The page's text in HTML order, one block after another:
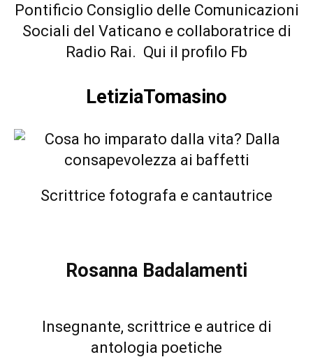
Pontificio Consiglio delle Comunicazioni
Sociali del Vaticano e collaboratrice di
Radio Rai. Qui il profilo Fb
LetiziaTomasino
Scrittrice fotografa e cantautrice
Rosanna Badalamenti
Insegnante, scrittrice e autrice di
antologia poetiche